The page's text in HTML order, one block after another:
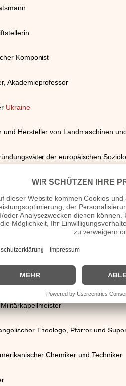
Komponist
Akademieprofessor
Ukraine
und Hersteller von Landmaschinen
der europäischen
und Kulturstifterin
und Pflanzenphysiologe
und -lehrer
Theologe, Pfarrer und
Chemiker und Techniker